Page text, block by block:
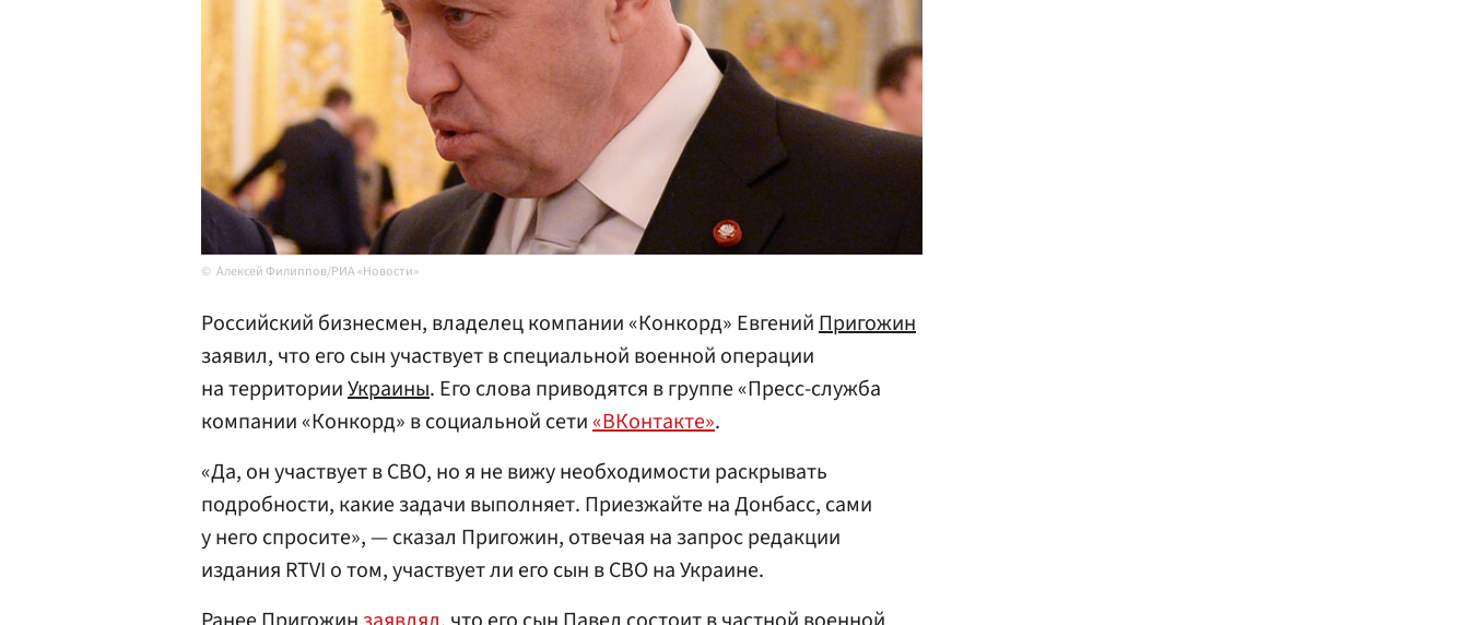
Алексей Филиппов/РИА «Новости»
Российский бизнесмен, владелец компании «Конкорд» ЕвгенийПригожин
заявил, что его сын участвует в специальной военной операции
на территорииУкраины. Его слова приводятся в группе «Пресс-служба
компании «Конкорд» в социальной сети«ВКонтакте».
«Да, он участвует в СВО, но я не вижу необходимости раскрывать
подробности, какие задачи выполняет. Приезжайте на Донбасс, сами
у него спросите», — сказал Пригожин, отвечая на запрос редакции
издания RTVI о том, участвует ли его сын в СВО на Украине.